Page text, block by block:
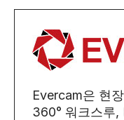
Evercam은 현
360° 워크스루,